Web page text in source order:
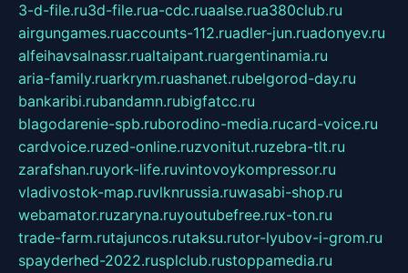
3-d-file.ru3d-file.rua-cdc.ruaalse.rua380club.ru
airgungames.ruaccounts-112.ruadler-jun.ruadonyev.ru
alfeihavsalnassr.rualtaipant.ruargentinamia.ru
aria-family.ruarkrym.ruashanet.rubelgorod-day.ru
bankaribi.rubandamn.rubigfatcc.ru
blagodarenie-spb.ruborodino-media.rucard-voice.ru
cardvoice.ruzed-online.ruzvonitut.ruzebra-tlt.ru
zarafshan.ruyork-life.ruvintovoykompressor.ru
vladivostok-map.ruvlknrussia.ruwasabi-shop.ru
webamator.ruzaryna.ruyoutubefree.rux-ton.ru
trade-farm.rutajuncos.rutaksu.rutor-lyubov-i-grom.ru
spayderhed-2022.rusplclub.rustoppamedia.ru